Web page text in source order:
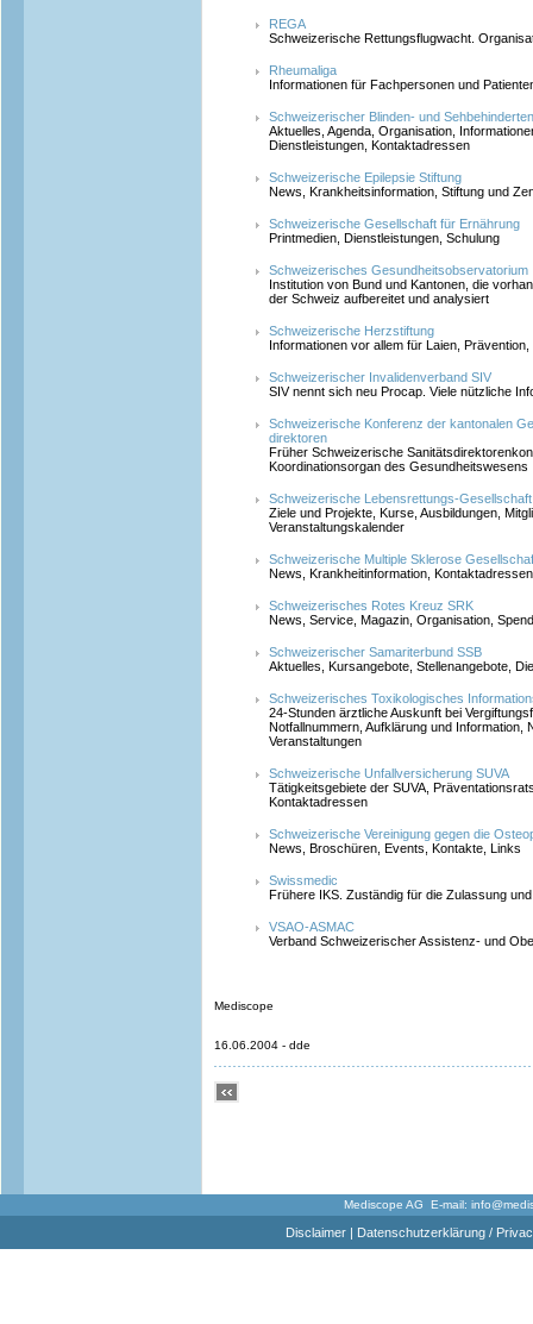
REGA
Schweizerische Rettungsflugwacht.
Rheumaliga
Informationen für Fachpersonen und
Schweizerischer Blinden- und
Aktuelles, Agenda, Organisation,
Dienstleistungen, Kontaktadressen
Schweizerische Epilepsie Stiftung
News, Krankheitsinformation, Stiftung und
Schweizerische Gesellschaft für Ernährung
Printmedien, Dienstleistungen, Schulung
Schweizerisches Gesundheitsobservatorium
Institution von Bund und Kantonen, die
der Schweiz aufbereitet und analysiert
Schweizerische Herzstiftung
Informationen vor allem für Laien,
Schweizerischer Invalidenverband SIV
SIV nennt sich neu Procap. Viele nützliche
Schweizerische Konferenz der kantonalen
direktoren
Früher Schweizerische
Koordinationsorgan des Gesundheitswesens
Schweizerische Lebensrettungs-Gesellschaft
Ziele und Projekte, Kurse, Ausbildungen,
Veranstaltungskalender
Schweizerische Multiple Sklerose
News, Krankheitinformation,
Schweizerisches Rotes Kreuz SRK
News, Service, Magazin, Organisation,
Schweizerischer Samariterbund SSB
Aktuelles, Kursangebote, Stellenangebote,
Schweizerisches Toxikologisches
24-Stunden ärztliche Auskunft bei
Notfallnummern, Aufklärung und Information,
Veranstaltungen
Schweizerische Unfallversicherung SUVA
Tätigkeitsgebiete der SUVA,
Kontaktadressen
Schweizerische Vereinigung gegen die
News, Broschüren, Events, Kontakte, Links
Swissmedic
Frühere IKS. Zuständig für die Zulassung
VSAO-ASMAC
Verband Schweizerischer Assistenz- und
Mediscope
16.06.2004 - dde
Mediscope AG E-mail:
Disclaimer| Datenschutzerklärung /